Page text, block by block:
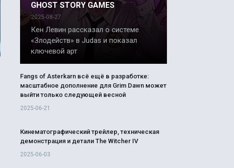
GHOST STORY GAMES
2025-08-27
Кен Левин рассказал о системе
«Злодейств» в Judas и показал
ключевой арт
Fangs of Asterkarn всё ещё в разработке:
масштабное дополнение для Grim Dawn может
выйти только следующей весной
2025-06-21
Кинематографический трейлер, техническая
демонстрация и детали The Witcher IV
2025-06-03